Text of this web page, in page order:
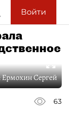
Войти
Ермохин Сергей
63